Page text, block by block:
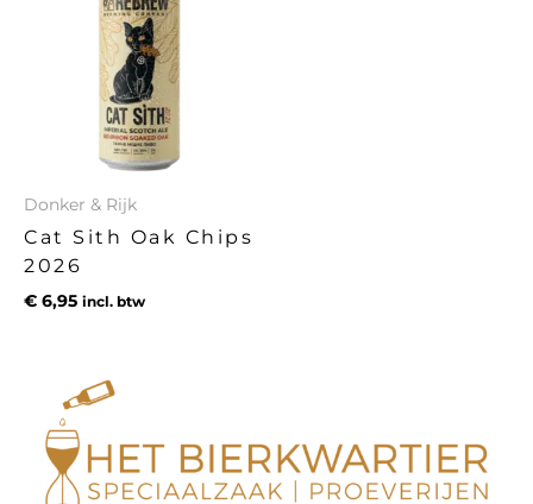
Donker & Rijk
Cat Sith Oak Chips
2026
€ 6,95 incl. btw